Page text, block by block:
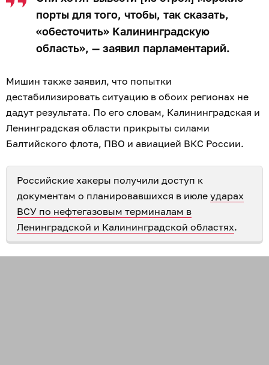
порты для того, чтобы, так сказать,
«обесточить» Калининградскую
область», — заявил парламентарий.
Мишин также заявил, что попытки
дестабилизировать ситуацию в обоих регионах не
дадут результата. По его словам, Калининградская и
Ленинградская области прикрыты силами
Балтийского флота, ПВО и авиацией ВКС России.
Российские хакеры получили доступ к
документам о планировавшихся в июле ударах
ВСУ по нефтегазовым терминалам в
Ленинградской и Калининградской областях.